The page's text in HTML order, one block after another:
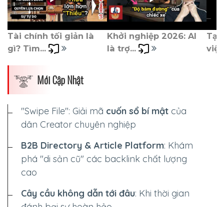
Tài chính tối giản là
gì? Tìm...
Khởi nghiệp 2026: AI
là trợ...
Tại
Mới Cập Nhật
"Swipe File": Giải mã cuốn sổ bí mật của
dân Creator chuyên nghiệp
B2B Directory & Article Platform: Khám
phá "di sản cũ" các backlink chất lượng
cao
Cây cầu không dẫn tới đâu: Khi thời gian